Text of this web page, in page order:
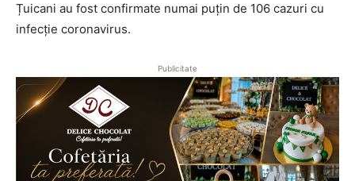
Țuicani au fost confirmate numai puțin de 106 cazuri cu
infecție coronavirus.
Publicitate